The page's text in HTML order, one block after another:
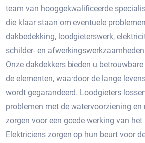
team van hooggekwalificeerde
die klaar staan om eventuele
dakbedekking, loodgieterswerk,
schilder- en
Onze dakdekkers bieden u
de elementen, waardoor de lange
wordt gegarandeerd. Loodgieters
problemen met de watervoorziening en
zorgen voor een goede werking van het
Elektriciens zorgen op hun beurt voor